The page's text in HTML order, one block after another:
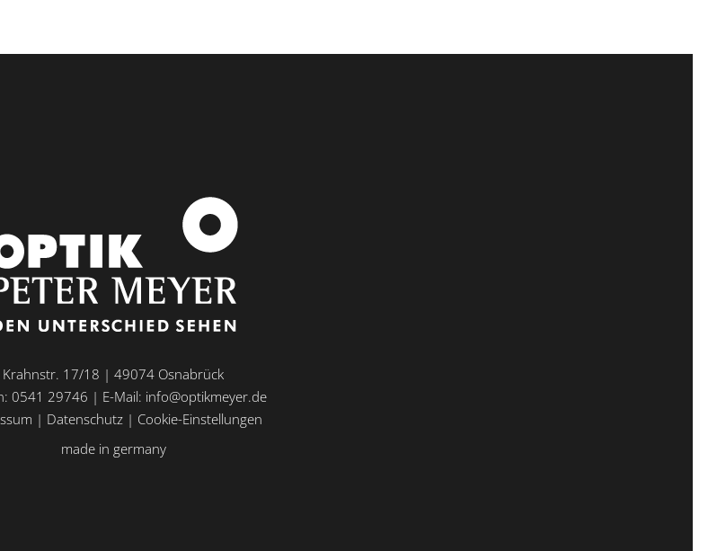
Krahnstr. 17/18 | 49074 Osnabrück
0541 29746 | E-Mail: info@optikmeyer.de
| Datenschutz | Cookie-Einstellungen
made in germany